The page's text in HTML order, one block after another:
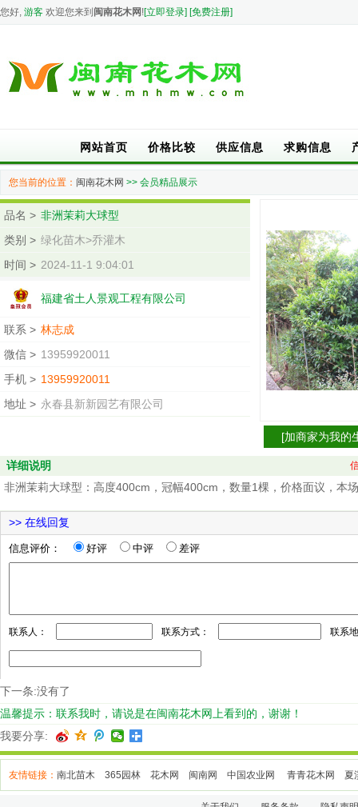
您好, 游客 欢迎您来到 闽南花木网 ![立即登录] [免费注册]
网站首页 价格比较 供应信息 求购信息
您当前的位置： 闽南花木网 >> 会员精品展示
品名 > 非洲茉莉大球型
类别 > 绿化苗木>乔灌木
时间 > 2024-11-1 9:04:01
福建省土人景观工程有限公司
联系 > 林志成
微信 > 13959920011
手机 > 13959920011
地址 > 永春县新新园艺有限公司
[加商家为我的
详细说明
非洲茉莉大球型：高度400cm，冠幅400cm，数量1棵，价格面议，本
下一条:没有了
温馨提示：联系我时，请说是在闽南花木网上看到的，谢谢！
我要分享:
友情链接： 南北苗木 365园林 花木网 闽南网 中国农业网 青青花木网 夏